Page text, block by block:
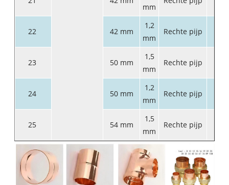
mm
22 42 mm
1,2
mm
Rechte pijp
23 50 mm
1,5
mm
Rechte pijp
24 50 mm
1,2
mm
Rechte pijp
25 54 mm
1,5
mm
Rechte pijp